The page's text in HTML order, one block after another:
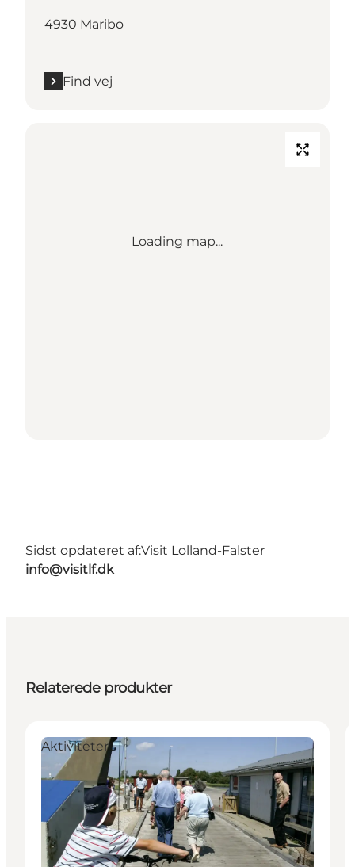
4930 Maribo
Find vej
Loading map...
Sidst opdateret af:Visit Lolland-Falster
info@visitlf.dk
Relaterede produkter
Aktiviteter